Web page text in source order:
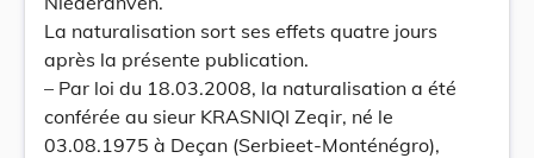
La naturalisation sort ses effets quatre jours
après la présente publication.
– Par loi du 18.03.2008, la naturalisation a été
conférée au sieur KRASNIQI Zeqir, né le
03.08.1975 à Deçan (Serbieet-Monténégro),